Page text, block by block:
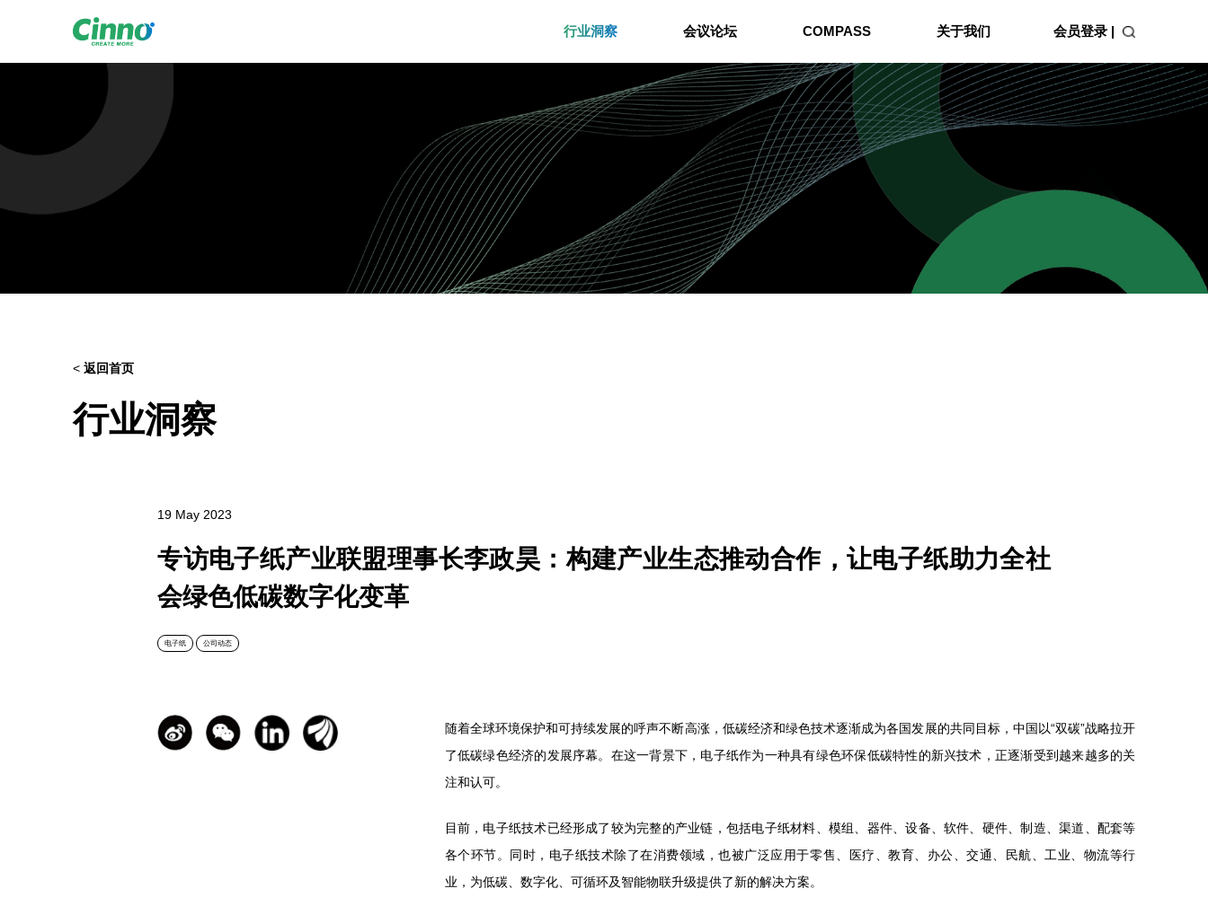
行业洞察 会议论坛 COMPASS 关于我们 会员登录 |
< 返回首页
行业洞察
19 May 2023
专访电子纸产业联盟理事长李政昊：构建产业生态推动合作，让电子纸助力全社
会绿色低碳数字化变革
电子纸 公司动态
随着全球环境保护和可持续发展的呼声不断高涨，低碳经济和绿色技术逐渐成为各国发展的共同目标，中国以“双碳”战略拉开
了低碳绿色经济的发展序幕。在这一背景下，电子纸作为一种具有绿色环保低碳特性的新兴技术，正逐渐受到越来越多的关
注和认可。
目前，电子纸技术已经形成了较为完整的产业链，包括电子纸材料、模组、器件、设备、软件、硬件、制造、渠道、配套等
各个环节。同时，电子纸技术除了在消费领域，也被广泛应用于零售、医疗、教育、办公、交通、民航、工业、物流等行
业，为低碳、数字化、可循环及智能物联升级提供了新的解决方案。